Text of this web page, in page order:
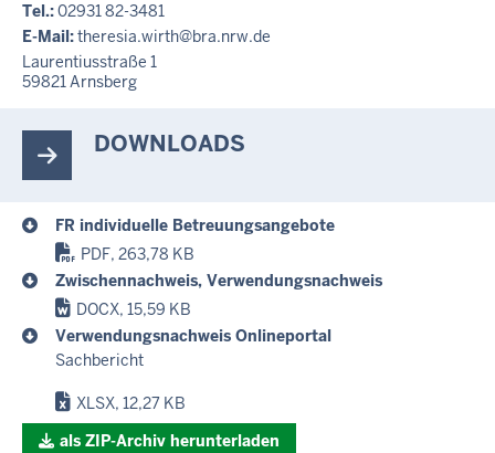
Tel.:02931 82-3481
E-Mail:theresia.wirth@bra.nrw.de
Laurentiusstraße 1
59821Arnsberg
DOWNLOADS
FR individuelle Betreuungsangebote
PDF, 263,78 KB
Zwischennachweis, Verwendungsnachweis
DOCX, 15,59 KB
Verwendungsnachweis Onlineportal
Sachbericht
XLSX, 12,27 KB
als ZIP-Archiv herunterladen